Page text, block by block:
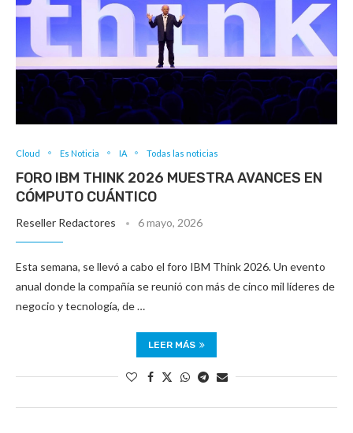
Cloud Es Noticia IA Todas las noticias
FORO IBM THINK 2026 MUESTRA AVANCES EN
CÓMPUTO CUÁNTICO
Reseller Redactores 6 mayo, 2026
Esta semana, se llevó a cabo el foro IBM Think 2026. Un evento
anual donde la compañía se reunió con más de cinco mil líderes de
negocio y tecnología, de …
LEER MÁS